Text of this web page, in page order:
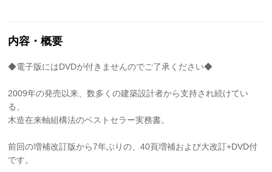
内容・概要
◆電子版にはDVDが付きませんのでご了承ください◆
2009年の発売以来、数多くの建築設計者から支持され続けてい
る、
木造在来軸組構法のベストセラー実務書。
前回の増補改訂版から7年ぶりの、40頁増補および大改訂+DVD付
です。